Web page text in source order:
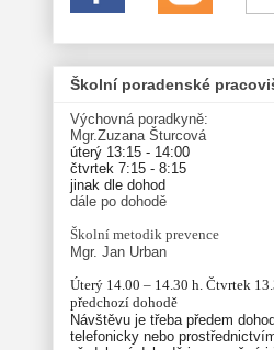
Školní poradenské
Výchovná poradkyně:
Mgr.Zuzana Šturcová
úterý 13:15 - 14:00
čtvrtek 7:15 - 8:15
jinak dle dohod
dále po dohodě
Školní metodik prevence
Mgr. Jan Urban
Úterý 14.00 – 14.30 h. Čtvrtek
předchozí dohodě
Návštěvu je třeba předem
telefonicky nebo